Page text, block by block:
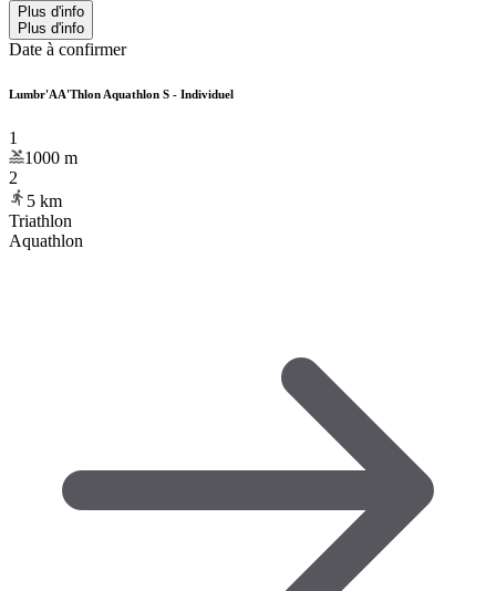
Plus d'info
Plus d'info
Date à confirmer
Lumbr'AA'Thlon Aquathlon S - Individuel
1
1000 m
2
5 km
Triathlon
Aquathlon